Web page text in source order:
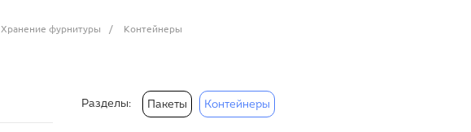
Хранение фурнитуры / Контейнеры
Разделы: Пакеты Контейнеры